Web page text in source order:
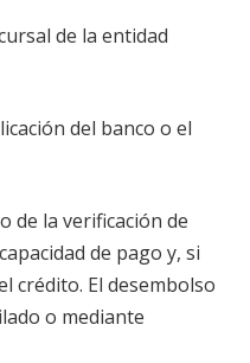
de la entidad
del banco o el
de la verificación de
de pago y, si
crédito. El desembolso
o mediante